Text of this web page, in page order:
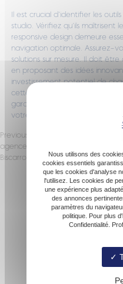
Il est crucial d’identifier les
studio. Vérifiez qu’ils maîtrisent
responsive design demeure
navigation optimale. Assurez-
solutions sur mesure. Il doit
en proposant des idées
investissement potentiel de
cette réflexion dans sa
garantit un partenariat
votre entreprise et l’agence
Navigation
l’article
Previous:
agence de communication à
Biscarrosse
Studio de
À
Nous utilisons des
cookies essentiels
que les cookies d'analyse
l'utilisez. Les cookies de
une expérience plus
des annonces
paramètres du
politique. Pour plus
Confidentialité.